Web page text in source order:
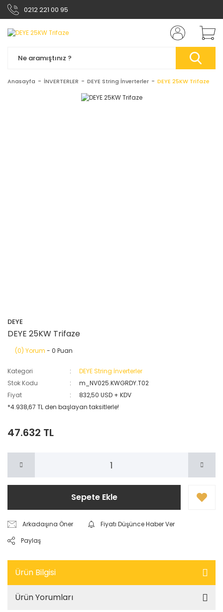
0212 221 00 95
Anasayfa İNVERTERLER DEYE String İnverterler DEYE 25KW Trifaze
DEYE
DEYE 25KW Trifaze
(0) Yorum - 0 Puan
Kategori
DEYE String İnverterler
Stok Kodu
m_NV025.KWGRDY.T02
Fiyat
832,50 USD + KDV
*4.938,67 TL den başlayan taksitlerle!
47.632 TL
Sepete Ekle
Arkadaşına Öner
Fiyatı Düşünce Haber Ver
Paylaş
Ürün Bilgisi
Ürün Yorumları